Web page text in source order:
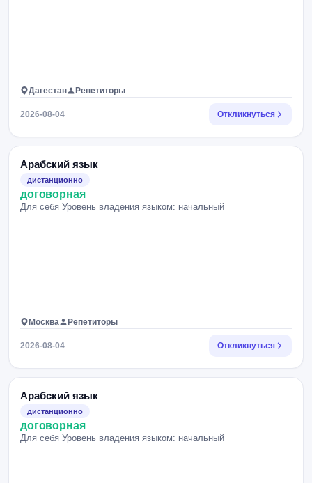
Дагестан Репетиторы
2026-08-04 Откликнуться
Арабский язык
дистанционно
договорная
Для себя Уровень владения языком: начальный
Москва Репетиторы
2026-08-04 Откликнуться
Арабский язык
дистанционно
договорная
Для себя Уровень владения языком: начальный